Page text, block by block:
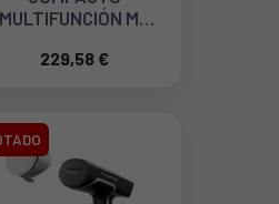
MULTIFUNCIÓN ME
229,58 €